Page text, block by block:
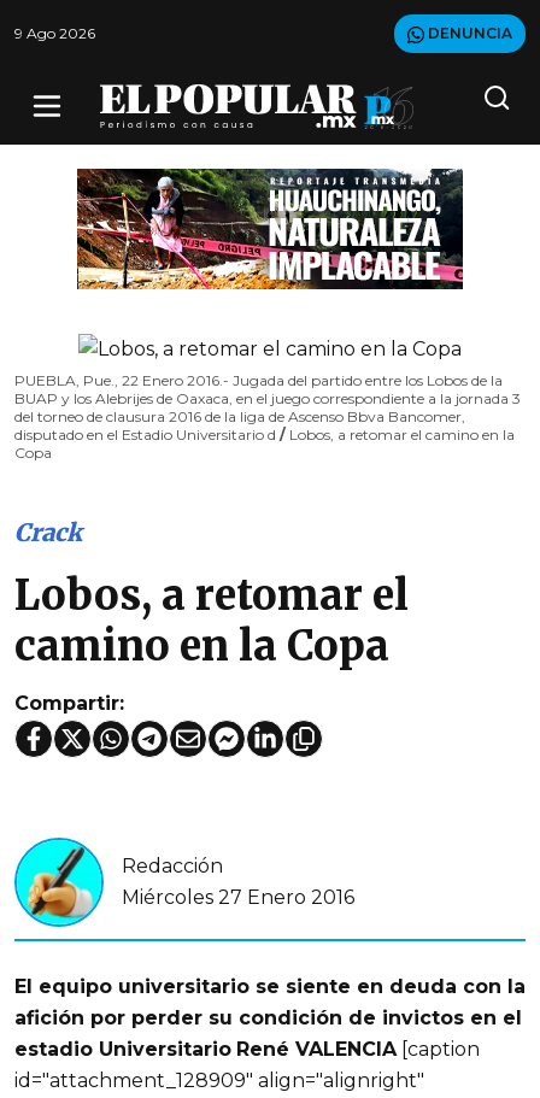
9 Ago 2026 DENUNCIA
PUEBLA, Pue., 22 Enero 2016.- Jugada del partido entre los Lobos de la
BUAP y los Alebrijes de Oaxaca, en el juego correspondiente a la jornada 3
del torneo de clausura 2016 de la liga de Ascenso Bbva Bancomer,
disputado en el Estadio Universitario d / Lobos, a retomar el camino en la
Copa
Crack
Lobos, a retomar el
camino en la Copa
Compartir:
Redacción
Miércoles 27 Enero 2016
El equipo universitario se siente en deuda con la
afición por perder su condición de invictos en el
estadio Universitario René VALENCIA [caption
id="attachment_128909" align="alignright"